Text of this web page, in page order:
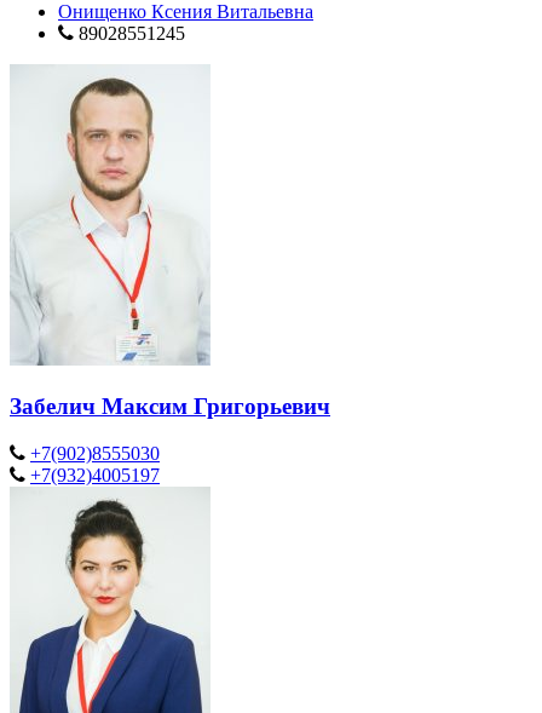
Онищенко Ксения Витальевна
89028551245
Забелич Максим Григорьевич
+7(902)8555030
+7(932)4005197